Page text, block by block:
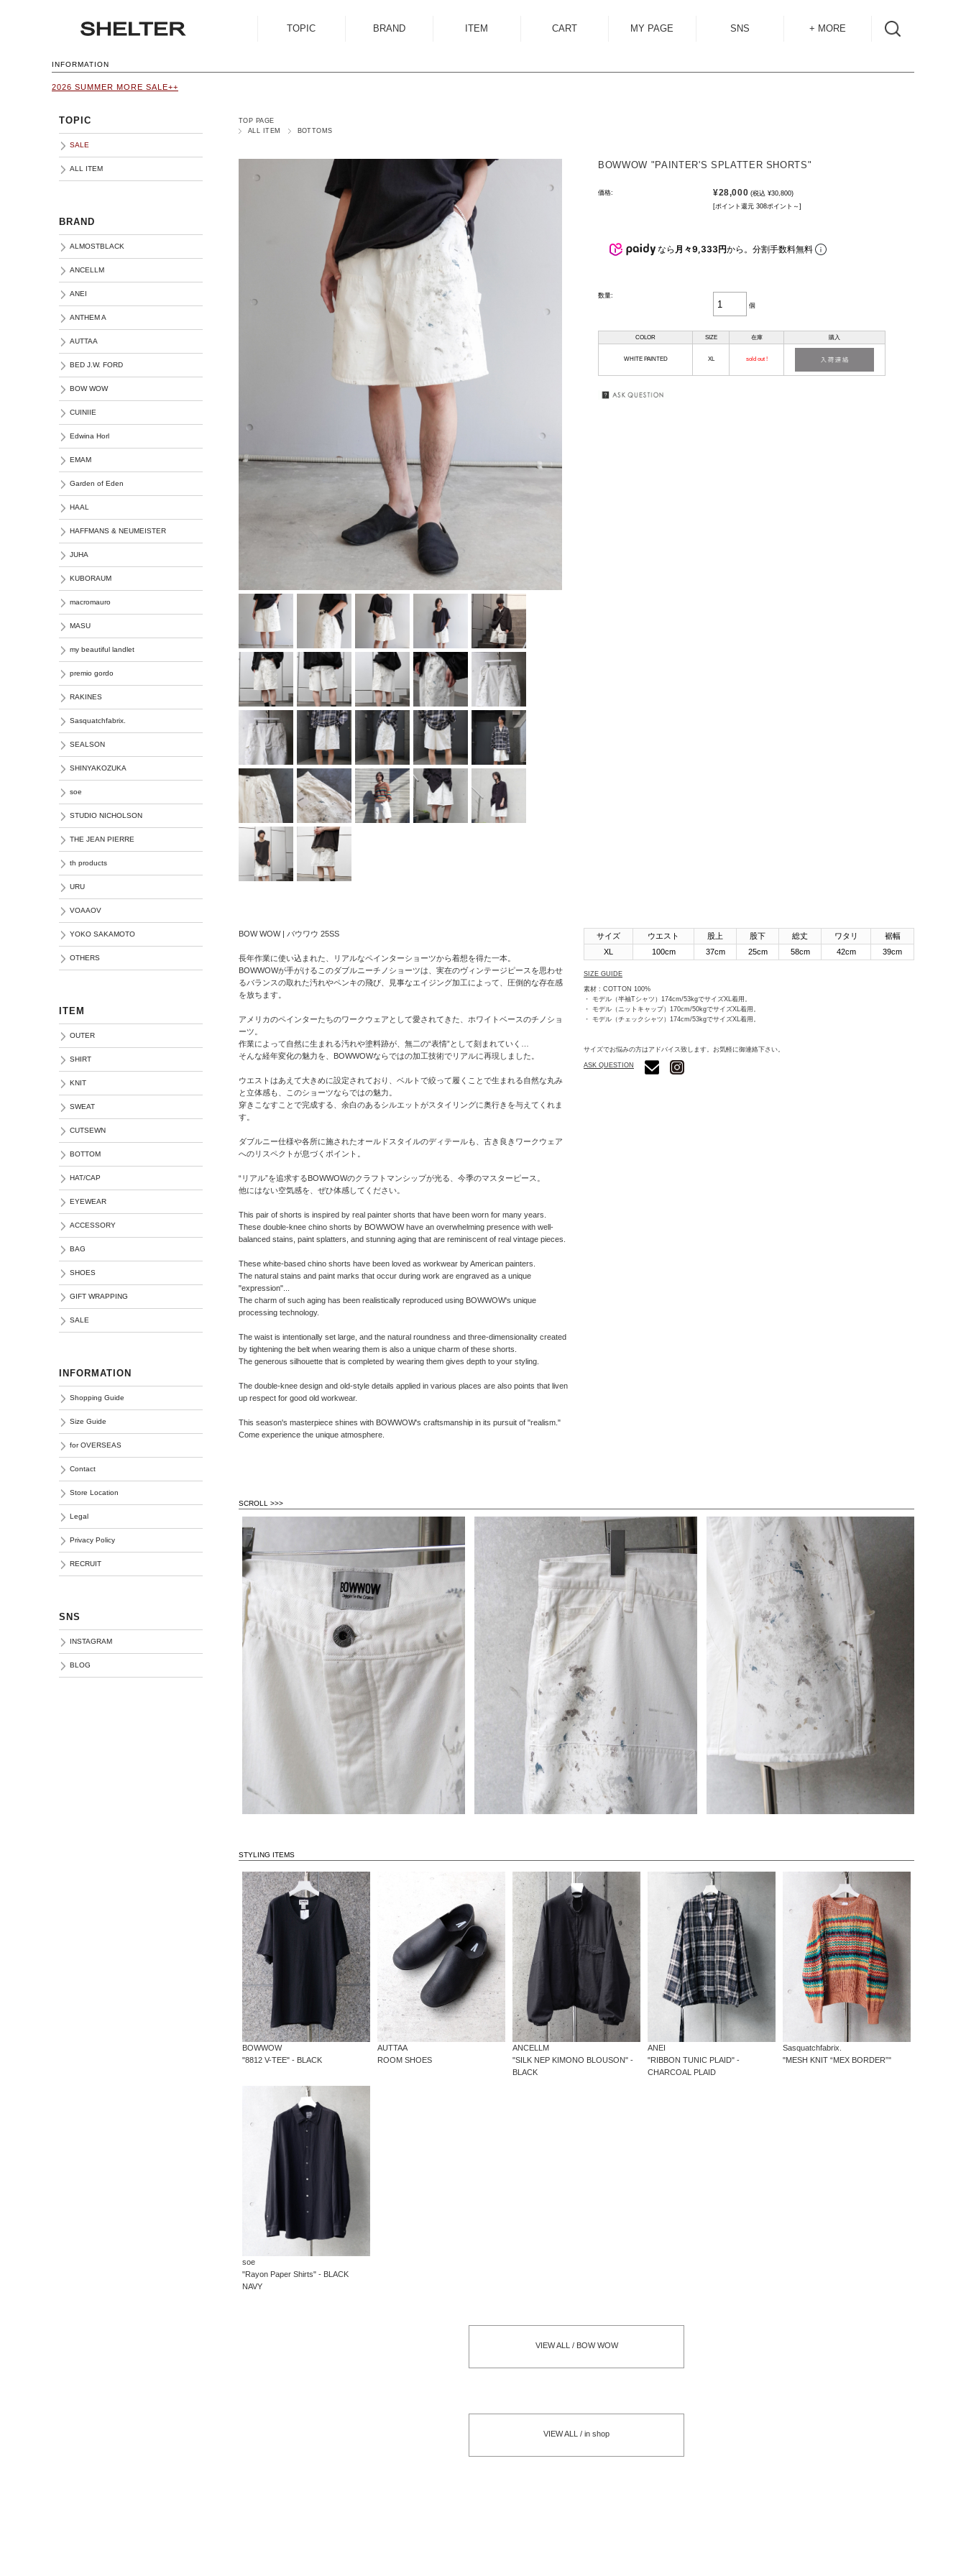
TOPIC BRAND
CUINIIE
Edwina Horl
Garden of Eden
NEUMEISTER
JUHA
KUBORAUM
macromauro
my beautiful
landlet
premio gordo
Sasquatchfabrix.
SEALSON
SHINYAKOZUKA
STUDIO
NICHOLSON
THE JEAN
PIERRE
th products
URU
ITEM
CUTSEWN
BOTTOM
HAT/CAP
EYEWEAR
ACCESSORY
BAG
SHOES
GIFT
WRAPPING
SALE
CART MY PAGE SNS + MORE
CONTACT
INFORMATION
2026 SUMMER MORE SALE++
TOP PAGE
ALL ITEM
BOTTOMS
BOWWOW "PAINTER'S SPLATTER SHORTS"
価格: ¥28,000 (税込 ¥30,800)
[ポイント還元 308ポイント～]
なら 月々9,333円から。分割手数料無料
数量:
個
COLOR SIZE 在庫 購入
WHITE PAINTED XL sold out !
BOW WOW | バウワウ 25SS
長年作業に使い込まれた、リアルなペインターショーツから着想を得た一本。
BOWWOWが手がけるこのダブルニーチノショーツは、実在のヴィンテージピースを思わせ
るバランスの取れた汚れやペンキの飛び、見事なエイジング加工によって、圧倒的な存在感
を放ちます。
アメリカのペインターたちのワークウェアとして愛されてきた、ホワイトベースのチノショ
ーツ。
作業によって自然に生まれる汚れや塗料跡が、無二の“表情”として刻まれていく…
そんな経年変化の魅力を、BOWWOWならではの加工技術でリアルに再現しました。
ウエストはあえて大きめに設定されており、ベルトで絞って履くことで生まれる自然な丸み
と立体感も、このショーツならではの魅力。
穿きこなすことで完成する、余白のあるシルエットがスタイリングに奥行きを与えてくれま
す。
ダブルニー仕様や各所に施されたオールドスタイルのディテールも、古き良きワークウェア
へのリスペクトが息づくポイント。
“リアル”を追求するBOWWOWのクラフトマンシップが光る、今季のマスターピース。
他にはない空気感を、ぜひ体感してください。
This pair of shorts is inspired by real painter shorts that have been worn for many years.
These double-knee chino shorts by BOWWOW have an overwhelming presence with well-
balanced stains, paint splatters, and stunning aging that are reminiscent of real vintage pieces.
These white-based chino shorts have been loved as workwear by American painters.
The natural stains and paint marks that occur during work are engraved as a unique
"expression"...
The charm of such aging has been realistically reproduced using BOWWOW's unique
processing technology.
The waist is intentionally set large, and the natural roundness and three-dimensionality created
by tightening the belt when wearing them is also a unique charm of these shorts.
The generous silhouette that is completed by wearing them gives depth to your styling.
The double-knee design and old-style details applied in various places are also points that liven
up respect for good old workwear.
This season's masterpiece shines with BOWWOW's craftsmanship in its pursuit of "realism."
Come experience the unique atmosphere.
サイズ ウエスト 股上 股下 総丈 ワタリ
裾幅
XL
100cm 37cm 25cm 58cm 42cm 39cm
SIZE GUIDE
素材 : COTTON 100%
・ モデル（半袖Tシャツ）174cm/53kgでサイズXL着用。
・ モデル（ニットキャップ）170cm/50kgでサイズXL着用。
・ モデル（チェックシャツ）174cm/53kgでサイズXL着用。
サイズでお悩みの方はアドバイス致します。お気軽に御連絡下さい。
ASK QUESTION
SCROLL >>>
STYLING ITEMS
BOWWOW
"8812 V-TEE" - BLACK
AUTTAA
ROOM SHOES
ANCELLM
"SILK NEP KIMONO BLOUSON" -
BLACK
ANEI
"RIBBON TUNIC PLAID" -
CHARCOAL PLAID
Sasquatchfabrix.
"MESH KNIT “MEX BORDER”"
soe
"Rayon Paper Shirts" - BLACK
NAVY
VIEW ALL / BOW WOW
VIEW ALL / in shop
TOPIC
SALE
ALL ITEM
BRAND
ALMOSTBLACK
ANCELLM
ANEI
ANTHEM A
AUTTAA
BED J.W. FORD
BOW WOW
CUINIIE
Edwina Horl
EMAM
Garden of Eden
HAAL
HAFFMANS & NEUMEISTER
JUHA
KUBORAUM
macromauro
MASU
my beautiful landlet
premio gordo
RAKINES
Sasquatchfabrix.
SEALSON
SHINYAKOZUKA
soe
STUDIO NICHOLSON
THE JEAN PIERRE
th products
URU
VOAAOV
YOKO SAKAMOTO
OTHERS
ITEM
OUTER
SHIRT
KNIT
SWEAT
CUTSEWN
BOTTOM
HAT/CAP
EYEWEAR
ACCESSORY
BAG
SHOES
GIFT WRAPPING
SALE
INFORMATION
Shopping Guide
Size Guide
for OVERSEAS
Contact
Store Location
Legal
Privacy Policy
RECRUIT
SNS
INSTAGRAM
BLOG